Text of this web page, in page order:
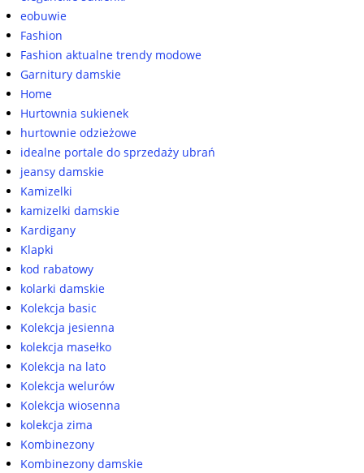
eobuwie
Fashion
Fashion aktualne trendy modowe
Garnitury damskie
Home
Hurtownia sukienek
hurtownie odzieżowe
idealne portale do sprzedaży ubrań
jeansy damskie
Kamizelki
kamizelki damskie
Kardigany
Klapki
kod rabatowy
kolarki damskie
Kolekcja basic
Kolekcja jesienna
kolekcja masełko
Kolekcja na lato
Kolekcja welurów
Kolekcja wiosenna
kolekcja zima
Kombinezony
Kombinezony damskie